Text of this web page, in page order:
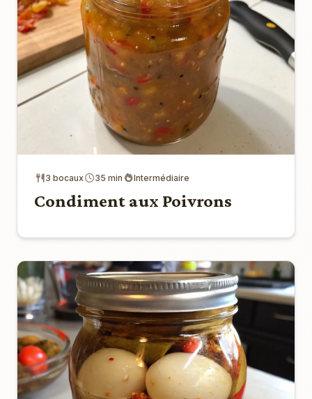
3 bocaux 35 min Intermédiaire
Condiment aux Poivrons